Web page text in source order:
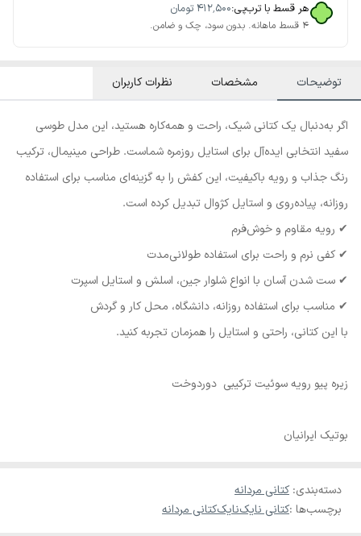
هر قسط با ترب‌پی:۴۱۲٬۵۰۰ تومان
۴ قسط ماهانه. بدون سود، چک و ضامن.
توضیحات مشخصات نظرات کاربران
اگر به‌دنبال یک کتانی شیک، راحت و همه‌کاره هستید، این مدل طوسی
سفید انتخابی ایده‌آل برای استایل روزمره شماست. طراحی مینیمال، ترکیب
رنگ جذاب و رویه باکیفیت، این کفش را به گزینه‌ای مناسب برای استفاده
روزانه، پیاده‌روی و استایل کژوال تبدیل کرده است.
✔ رویه مقاوم و خوش‌فرم
✔ کفی نرم و راحت برای استفاده طولانی‌مدت
✔ ست شدن آسان با انواع شلوار جین، اسلش و استایل اسپرت
✔ مناسب برای استفاده روزانه، دانشگاه، محل کار و گردش
با این کتانی، راحتی و استایل را همزمان تجربه کنید.
زیره پیو رویه سوئیت ترکیبی دوردوخت
بوتیک ایرانیان
دسته‌بندی: کتانی مردانه
برچسب‌ها :کتانی نایکنایککتانی مردانه